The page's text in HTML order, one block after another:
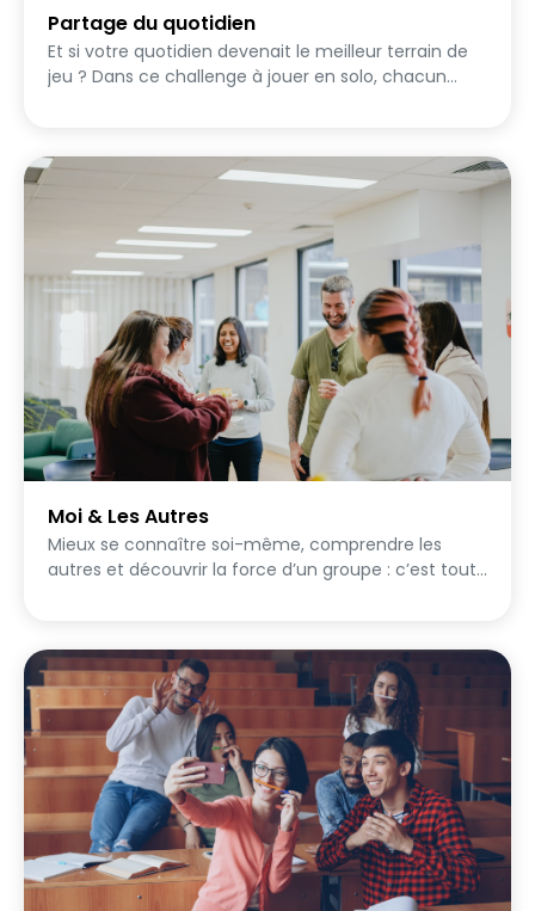
Partage du quotidien
Et si votre quotidien devenait le meilleur terrain de
jeu ? Dans ce challenge à jouer en solo, chacun
improbable, une situation drôle ou un détail qui
raconte quelque chose de sa vie. Pendant 1 à 2
jours, les participants relèvent des quêtes qui les
poussent à montrer leur quotidien sous un angle
amusant, inattendu ou révélateur. L’objectif : faire
rire les autres, surprendre, et en apprendre un peu
plus sur chacun. Un challenge simple et léger,
parfait pour créer des échanges, partager des
anecdotes et découvrir les petites choses qui font
la personnalité de chacun. Parce qu’au fond, même
les journées les plus ordinaires peuvent devenir très
drôles quand on les partage 😄
Moi & Les Autres
Mieux se connaître soi-même, comprendre les
autres et découvrir la force d’un groupe : c’est tout
participants explorent leur façon de penser, de
communiquer, de réagir et d’interagir. Certains défis
invitent à réfléchir sur soi, d’autres à observer,
écouter et découvrir les membres de son équipe
sous un nouveau regard. Progressivement, chacun
prend conscience d’une chose essentielle : un
collectif fonctionne grâce aux singularités de ceux
qui le composent. Qualités, idées, personnalités,
talents, visions… tout peut devenir une richesse
lorsqu’on apprend à les reconnaître et à les
valoriser. Ce challenge permet de : - mieux